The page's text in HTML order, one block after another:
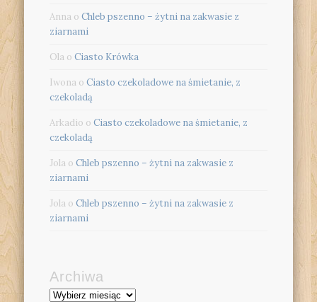
Anna oChleb pszenno – żytni na zakwasie z
ziarnami
Ola oCiasto Krówka
Iwona oCiasto czekoladowe na śmietanie, z
czekoladą
Arkadio oCiasto czekoladowe na śmietanie, z
czekoladą
Jola oChleb pszenno – żytni na zakwasie z
ziarnami
Jola oChleb pszenno – żytni na zakwasie z
ziarnami
Archiwa